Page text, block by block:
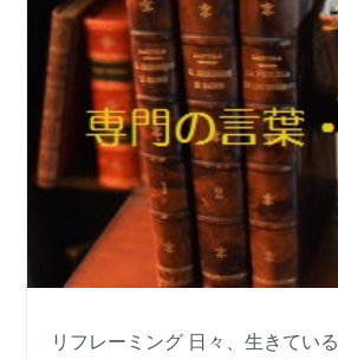
リフレーミング 日々、生きてい